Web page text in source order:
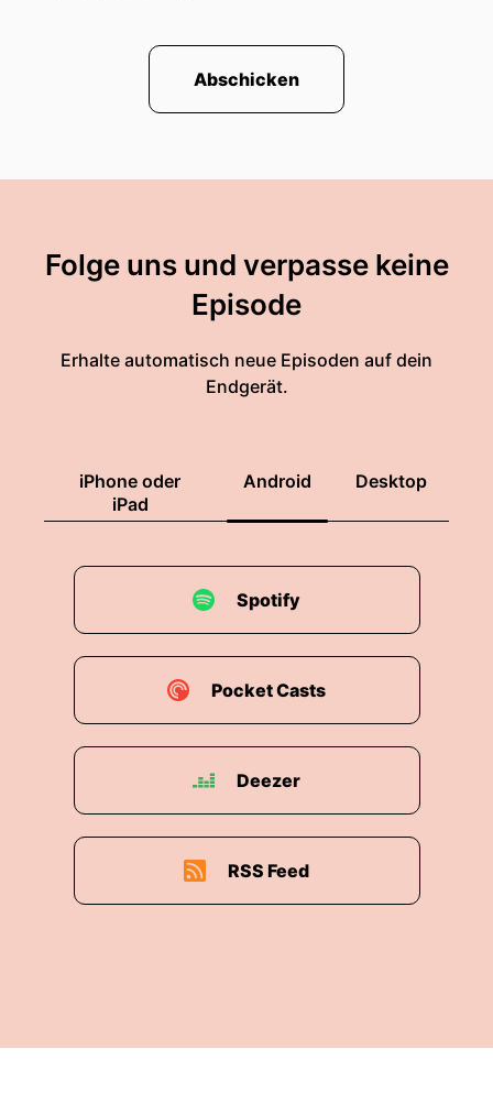
Abschicken
Folge uns und verpasse keine
Episode
Erhalte automatisch neue Episoden auf dein
Endgerät.
iPhone oder
iPad
Android Desktop
Spotify
Pocket Casts
Deezer
RSS Feed